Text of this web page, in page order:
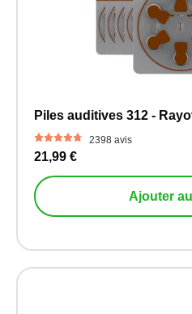
Piles auditives 312 -
2398 avis
21,99 €
Ajouter